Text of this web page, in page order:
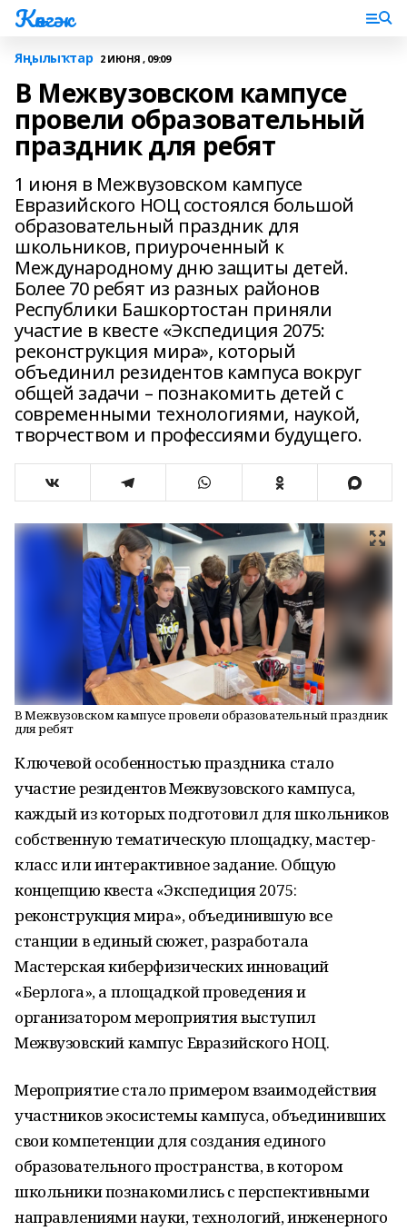
Көнгәк
Яңылыҡтар 2 ИЮНЯ , 09:09
В Межвузовском кампусе
провели образовательный
праздник для ребят
1 июня в Межвузовском кампусе
Евразийского НОЦ состоялся большой
образовательный праздник для
школьников, приуроченный к
Международному дню защиты детей.
Более 70 ребят из разных районов
Республики Башкортостан приняли
участие в квесте «Экспедиция 2075:
реконструкция мира», который
объединил резидентов кампуса вокруг
общей задачи – познакомить детей с
современными технологиями, наукой,
творчеством и профессиями будущего.
В Межвузовском кампусе провели образовательный праздник
для ребят
Ключевой особенностью праздника стало
участие резидентов Межвузовского кампуса,
каждый из которых подготовил для школьников
собственную тематическую площадку, мастер-
класс или интерактивное задание. Общую
концепцию квеста «Экспедиция 2075:
реконструкция мира», объединившую все
станции в единый сюжет, разработала
Мастерская киберфизических инноваций
«Берлога», а площадкой проведения и
организатором мероприятия выступил
Межвузовский кампус Евразийского НОЦ.
Мероприятие стало примером взаимодействия
участников экосистемы кампуса, объединивших
свои компетенции для создания единого
образовательного пространства, в котором
школьники познакомились с перспективными
направлениями науки, технологий, инженерного